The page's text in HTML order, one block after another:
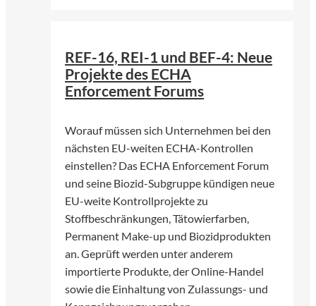
REF-16, REI-1 und BEF-4: Neue
Projekte des ECHA
Enforcement Forums
Worauf müssen sich Unternehmen bei den
nächsten EU-weiten ECHA-Kontrollen
einstellen? Das ECHA Enforcement Forum
und seine Biozid-Subgruppe kündigen neue
EU-weite Kontrollprojekte zu
Stoffbeschränkungen, Tätowierfarben,
Permanent Make-up und Biozidprodukten
an. Geprüft werden unter anderem
importierte Produkte, der Online-Handel
sowie die Einhaltung von Zulassungs- und